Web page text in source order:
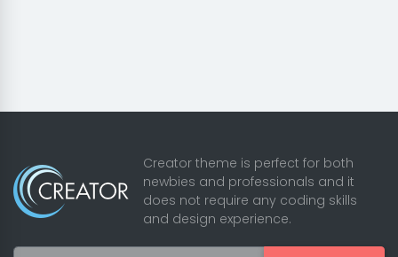
Creator theme is perfect for both
newbies and professionals and it
does not require any coding skills
and design experience.